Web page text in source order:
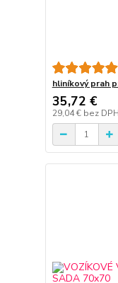
hliníkový prah
35,72 €
29,04 € bez DPH